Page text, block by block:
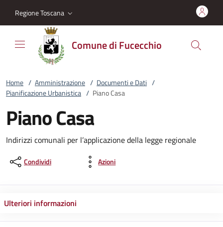
Regione Toscana
Comune di Fucecchio
Home / Amministrazione / Documenti e Dati /
Pianificazione Urbanistica / Piano Casa
Piano Casa
Indirizzi comunali per l’applicazione della legge regionale
Condividi Azioni
Ulteriori informazioni